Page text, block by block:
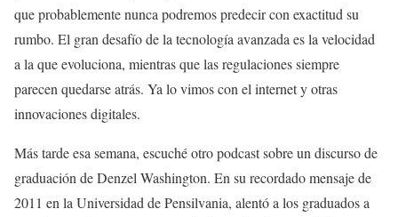
que probablemente nunca podremos predecir con exactitud su
rumbo. El gran desafío de la tecnología avanzada es la velocidad
a la que evoluciona, mientras que las regulaciones siempre
parecen quedarse atrás. Ya lo vimos con el internet y otras
innovaciones digitales.
Más tarde esa semana, escuché otro podcast sobre un discurso de
graduación de Denzel Washington. En su recordado mensaje de
2011 en la Universidad de Pensilvania, alentó a los graduados a